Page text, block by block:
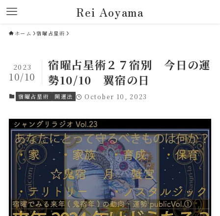
Rei Aoyama
ホーム 宿曜占星術
宿曜占星術２７宿別 今日の運
勢10/10 翼宿の日
2023
10/10
宿曜占星術 開運法 October 10, 2023